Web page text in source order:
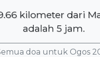
kilometer dari
adalah 5 jam.
doa untuk Ogos